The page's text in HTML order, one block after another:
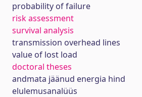
probability of failure
risk assessment
survival analysis
transmission overhead lines
value of lost load
doctoral theses
andmata jäänud energia hind
elulemusanalüüs